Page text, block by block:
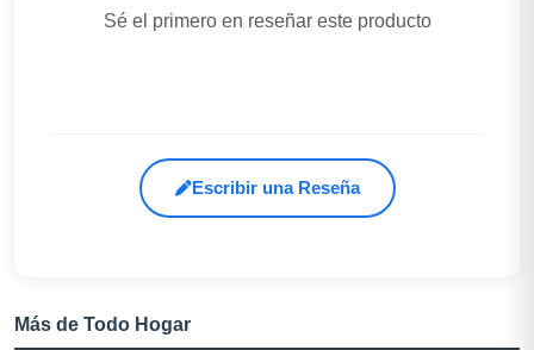
Sé el primero en reseñar este producto
Escribir una Reseña
Más de Todo Hogar